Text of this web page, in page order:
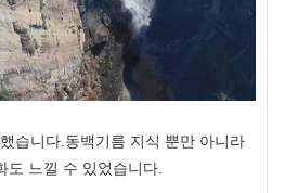
습니다.동백기름 지식 뿐만 아니라
도 느낄 수 있었습니다.